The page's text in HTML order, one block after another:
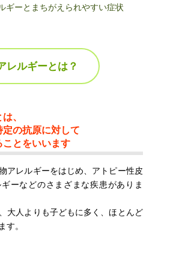
ギーとまちがえられやすい症状
レルギーとは？
、
の抗原に対して
ことをいいます
アレルギーをはじめ、アトピー性皮
ーなどのさまざまな疾患がありま
大人よりも子どもに多く、ほとんど
す。